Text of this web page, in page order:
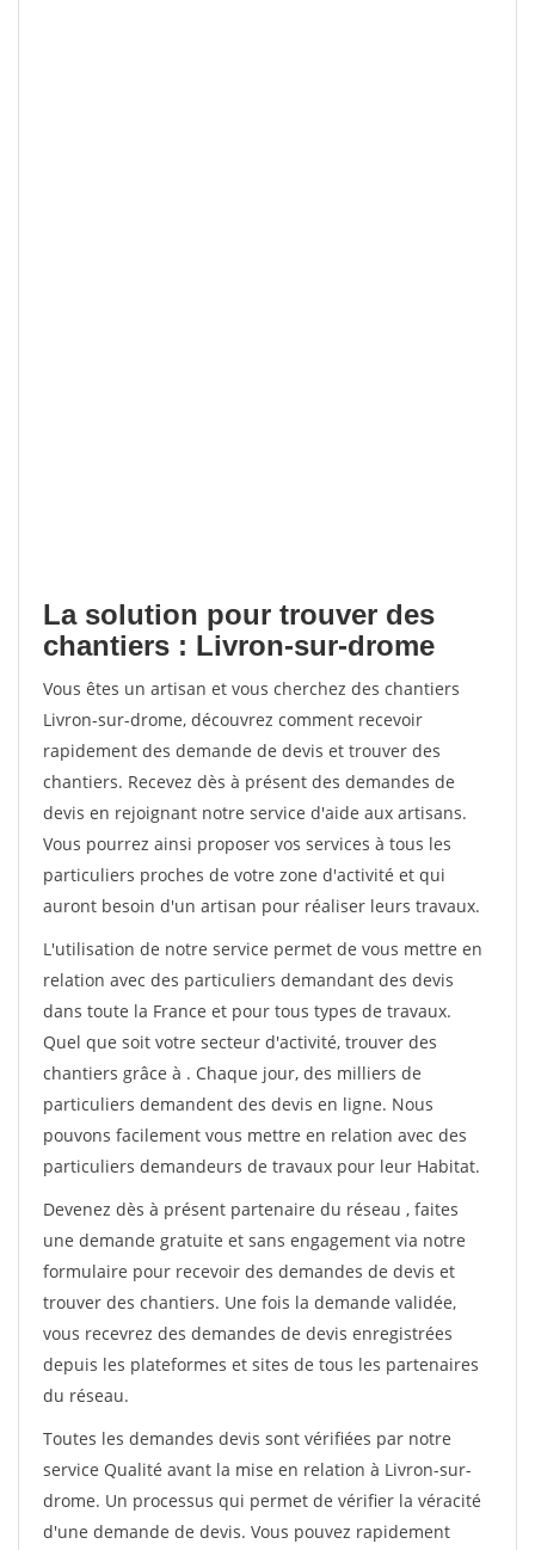
La solution pour trouver des
chantiers : Livron-sur-drome
Vous êtes un artisan et vous cherchez des chantiers
Livron-sur-drome, découvrez comment recevoir
rapidement des demande de devis et trouver des
chantiers. Recevez dès à présent des demandes de
devis en rejoignant notre service d'aide aux artisans.
Vous pourrez ainsi proposer vos services à tous les
particuliers proches de votre zone d'activité et qui
auront besoin d'un artisan pour réaliser leurs travaux.
L'utilisation de notre service permet de vous mettre en
relation avec des particuliers demandant des devis
dans toute la France et pour tous types de travaux.
Quel que soit votre secteur d'activité, trouver des
chantiers grâce à . Chaque jour, des milliers de
particuliers demandent des devis en ligne. Nous
pouvons facilement vous mettre en relation avec des
particuliers demandeurs de travaux pour leur Habitat.
Devenez dès à présent partenaire du réseau , faites
une demande gratuite et sans engagement via notre
formulaire pour recevoir des demandes de devis et
trouver des chantiers. Une fois la demande validée,
vous recevrez des demandes de devis enregistrées
depuis les plateformes et sites de tous les partenaires
du réseau.
Toutes les demandes devis sont vérifiées par notre
service Qualité avant la mise en relation à Livron-sur-
drome. Un processus qui permet de vérifier la véracité
d'une demande de devis. Vous pouvez rapidement